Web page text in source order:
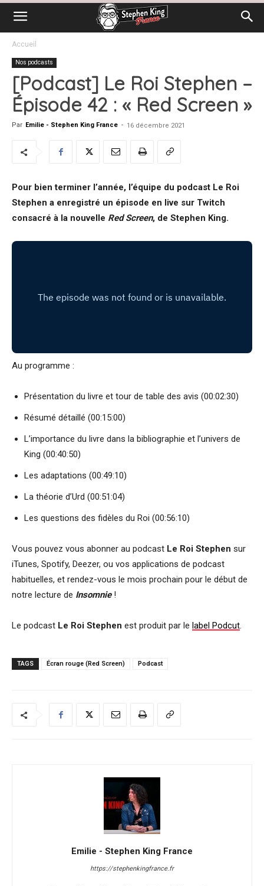
Accueil
Nos podcasts
[Podcast] Le Roi Stephen –
Épisode 42 : « Red Screen »
Par Emilie - Stephen King France - 16 décembre 2021
Pour bien terminer l’année, l’équipe du podcast Le Roi
Stephen a enregistré un épisode en live sur Twitch
consacré à la nouvelle Red Screen, de Stephen King.
Au programme :
Présentation du livre et tour de table des avis (00:02:30)
Résumé détaillé (00:15:00)
L’importance du livre dans la bibliographie et l’univers de
King (00:40:50)
Les adaptations (00:49:10)
La théorie d’Urd (00:51:04)
Les questions des fidèles du Roi (00:56:10)
Vous pouvez vous abonner au podcast Le Roi Stephen sur
iTunes, Spotify, Deezer, ou vos applications de podcast
habituelles, et rendez-vous le mois prochain pour le début de
notre lecture de Insomnie!
Le podcast Le Roi Stephen est produit par le label Podcut.
TAGS Écran rouge (Red Screen) Podcast
Emilie - Stephen King France
https://stephenkingfrance.fr